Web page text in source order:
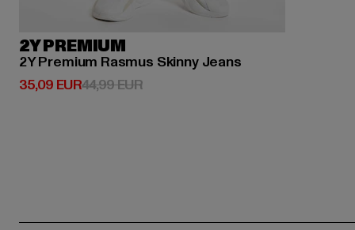
2Y PREMIUM
2Y Premium Rasmus Skinny Jeans
35,09 EUR
Derzeitiger Preis: 35,09 EUR
44,99 EURAktionspreis: 44,99 EUR